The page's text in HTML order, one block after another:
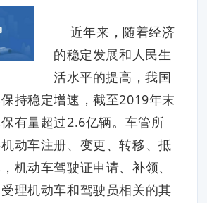
近年来，随着经济
的稳定发展和人民生
活水平的提高，我国
持稳定增速，截至2019年末
有量超过2.6亿辆。车管所
动车注册、变更、转移、抵
机动车驾驶证申请、补领、
理机动车和驾驶员相关的其